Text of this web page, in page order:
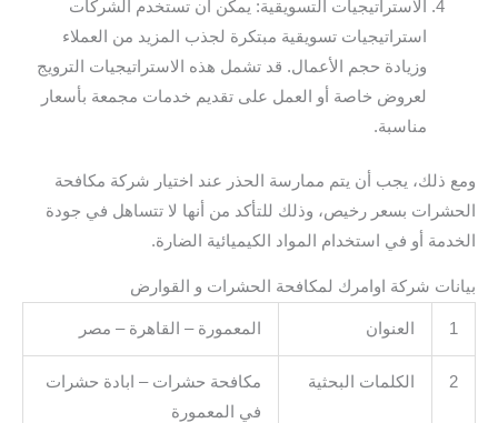
الاستراتيجيات التسويقية: يمكن أن تستخدم الشركات
استراتيجيات تسويقية مبتكرة لجذب المزيد من العملاء
وزيادة حجم الأعمال. قد تشمل هذه الاستراتيجيات الترويج
لعروض خاصة أو العمل على تقديم خدمات مجمعة بأسعار
مناسبة.
ومع ذلك، يجب أن يتم ممارسة الحذر عند اختيار شركة مكافحة
الحشرات بسعر رخيص، وذلك للتأكد من أنها لا تتساهل في جودة
الخدمة أو في استخدام المواد الكيميائية الضارة.
بيانات شركة اوامرك لمكافحة الحشرات و القوارض
1 العنوان المعمورة – القاهرة – مصر
2 الكلمات البحثية
مكافحة حشرات – ابادة حشرات
في المعمورة